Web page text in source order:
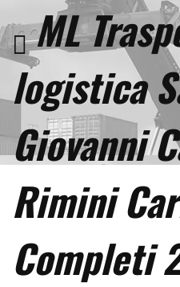
ML
logistica
Giovanni
Rimini
Completi